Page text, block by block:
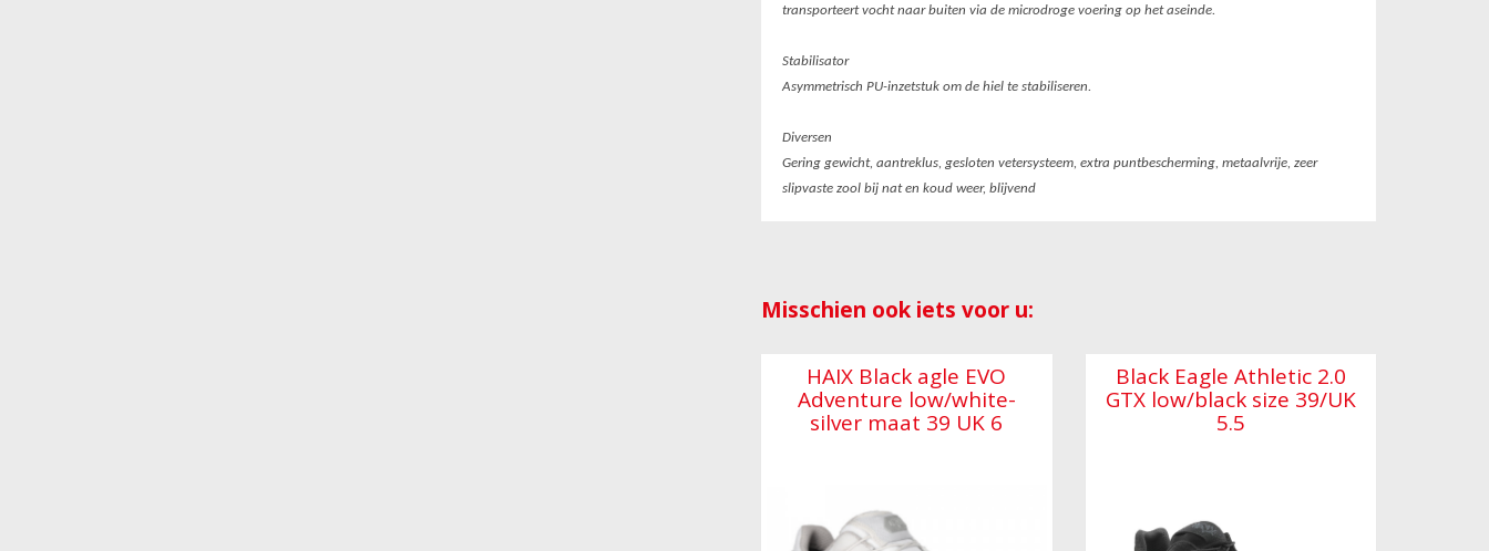
transporteert vocht naar buiten via de microdroge voering op het aseinde.
Stabilisator
Asymmetrisch PU-inzetstuk om de hiel te stabiliseren.
Diversen
Gering gewicht, aantreklus, gesloten vetersysteem, extra puntbescherming, metaalvrije, zeer
slipvaste zool bij nat en koud weer, blijvend
Misschien ook iets voor u:
HAIX Black agle EVO
Adventure low/white-
silver maat 39 UK 6
Black Eagle Athletic 2.0
GTX low/black size 39/UK
5.5